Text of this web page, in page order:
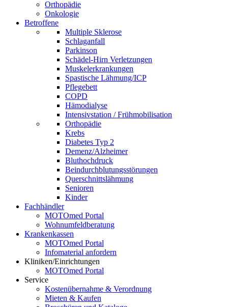
Orthopädie
Onkologie
Betroffene
Multiple Sklerose
Schlaganfall
Parkinson
Schädel-Hirn Verletzungen
Muskelerkrankungen
Spastische Lähmung/ICP
Pflegebett
COPD
Hämodialyse
Intensivstation / Frühmobilisation
Orthopädie
Krebs
Diabetes Typ 2
Demenz/Alzheimer
Bluthochdruck
Beindurchblutungsstörungen
Querschnittslähmung
Senioren
Kinder
Fachhändler
MOTOmed Portal
Wohnumfeldberatung
Krankenkassen
MOTOmed Portal
Infomaterial anfordern
Kliniken/Einrichtungen
MOTOmed Portal
Service
Kostenübernahme & Verordnung
Mieten & Kaufen